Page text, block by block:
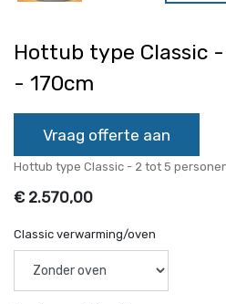
Hottub type Classic
- 170cm
Vraag offerte aan
Hottub type Classic - 2 tot 5
€ 2.570,00
Classic verwarming/oven